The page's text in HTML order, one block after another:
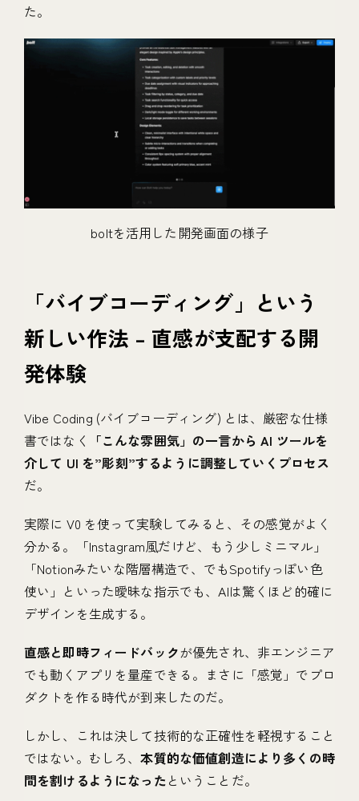
た。
boltを活用した開発画面の様子
「バイブコーディング」という
新しい作法 – 直感が支配する開
発体験
Vibe Coding (バイブコーディング) とは、厳密な仕様
書ではなく
「こんな雰囲気」の一言から AI ツールを
介して UI を”彫刻”するように調整していくプロセス
だ。
実際に V0 を使って実験してみると、その感覚がよく
分かる。「Instagram風だけど、もう少しミニマル」
「Notionみたいな階層構造で、でもSpotifyっぽい色
使い」といった曖昧な指示でも、AIは驚くほど的確に
デザインを生成する。
直感と即時フィードバックが優先され、非エンジニア
でも動くアプリを量産できる。まさに「感覚」でプロ
ダクトを作る時代が到来したのだ。
しかし、これは決して技術的な正確性を軽視すること
ではない。むしろ、本質的な価値創造により多くの時
間を割けるようになったということだ。